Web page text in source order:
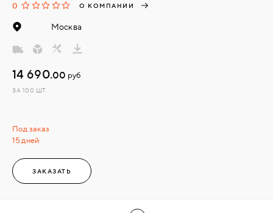
0 О КОМПАНИИ
Москва
Под заказ
15 дней
14 690.00 руб
ЗА 100 ШТ.
ЗАКАЗАТЬ